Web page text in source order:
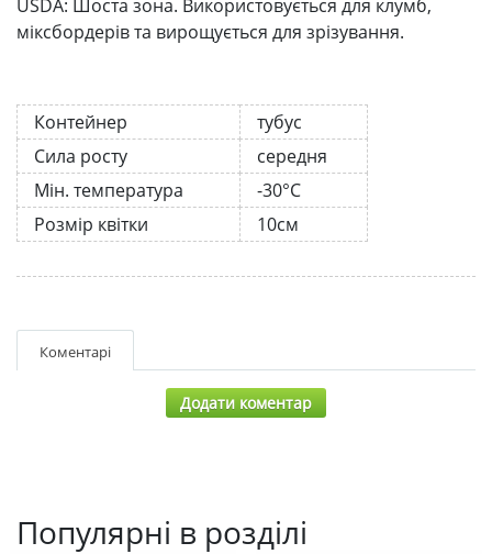
USDA: Шоста зона. Використовується для клумб,
міксбордерів та вирощується для зрізування.
Контейнер
тубус
Сила росту
середня
Мін. температура
-30°C
Розмір квітки
10см
Коментарі
Додати коментар
Популярні в розділі